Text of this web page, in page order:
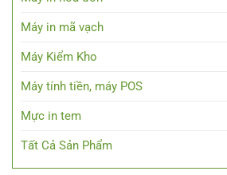
Máy in mã vạch
Máy Kiểm Kho
Máy tính tiền, máy POS
Mực in tem
Tất Cả Sản Phẩm